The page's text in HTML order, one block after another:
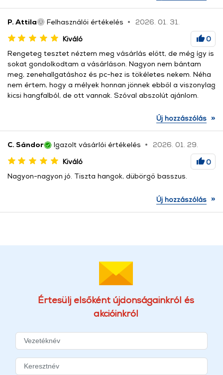
P. Attila Felhasználói értékelés
2026. 01. 31.
Kiváló
0
Rengeteg tesztet néztem meg vásárlás előtt, de még így is
sokat gondolkodtam a vásárláson. Nagyon nem bántam
meg, zenehallgatáshoz és pc-hez is tökéletes nekem. Néha
nem értem, hogy a mélyek honnan jönnek ebből a viszonylag
kicsi hangfalból, de ott vannak. Szóval abszolút ajánlom.
Új hozzászólás »
C. Sándor Igazolt vásárlói értékelés
2026. 01. 29.
Kiváló
0
Nagyon-nagyon jó. Tiszta hangok, dübörgő basszus.
Új hozzászólás »
Értesülj elsőként újdonságainkról és
akcióinkról